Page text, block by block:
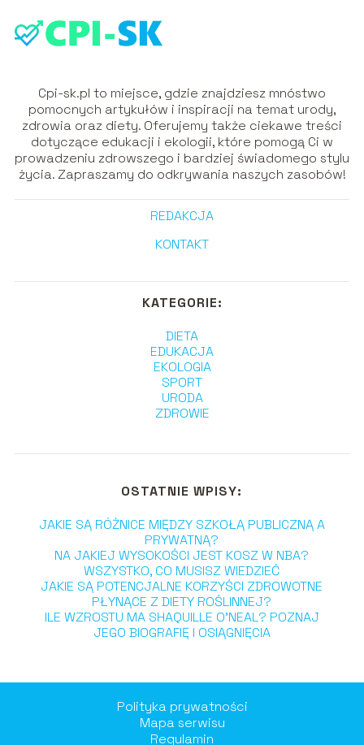
Cpi-sk.pl to miejsce, gdzie znajdziesz mnóstwo
pomocnych artykułów i inspiracji na temat urody,
zdrowia oraz diety. Oferujemy także ciekawe treści
dotyczące edukacji i ekologii, które pomogą Ci w
prowadzeniu zdrowszego i bardziej świadomego stylu
życia. Zapraszamy do odkrywania naszych zasobów!
REDAKCJA
KONTAKT
KATEGORIE:
DIETA
EDUKACJA
EKOLOGIA
SPORT
URODA
ZDROWIE
OSTATNIE WPISY:
JAKIE SĄ RÓŻNICE MIĘDZY SZKOŁĄ PUBLICZNĄ A
PRYWATNĄ?
NA JAKIEJ WYSOKOŚCI JEST KOSZ W NBA?
WSZYSTKO, CO MUSISZ WIEDZIEĆ
JAKIE SĄ POTENCJALNE KORZYŚCI ZDROWOTNE
PŁYNĄCE Z DIETY ROŚLINNEJ?
ILE WZROSTU MA SHAQUILLE O’NEAL? POZNAJ
JEGO BIOGRAFIĘ I OSIĄGNIĘCIA
Polityka prywatności
Mapa serwisu
Regulamin